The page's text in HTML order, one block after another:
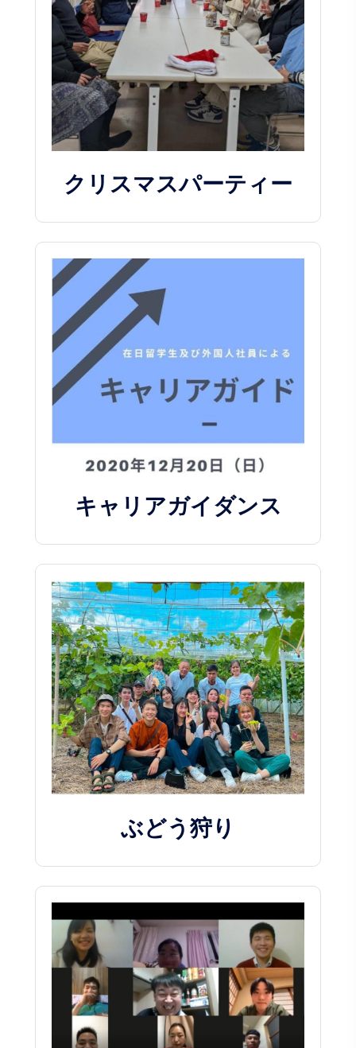
クリスマスパーティー
キャリアガイダンス
ぶどう狩り